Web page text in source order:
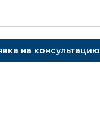
на консультацию